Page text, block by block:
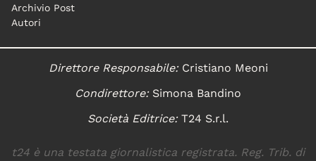
Archivio Post
Autori
Direttore Responsabile:Cristiano Meoni
Condirettore:Simona Bandino
Società Editrice:T24 S.r.l.
t24 è una testata giornalistica registrata. Reg. Trib. di